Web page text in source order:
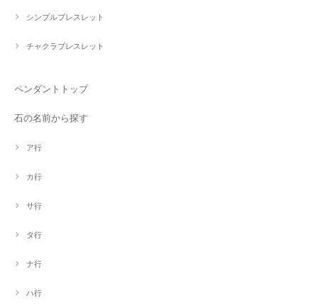
シンプルブレスレット
チャクラブレスレット
ペンダントトップ
石の名前から探す
ア行
カ行
サ行
タ行
ナ行
ハ行